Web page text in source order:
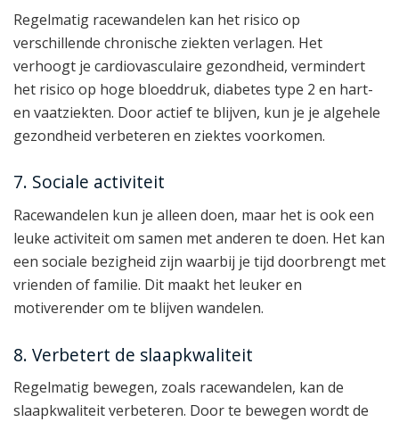
Regelmatig racewandelen kan het risico op
verschillende chronische ziekten verlagen. Het
verhoogt je cardiovasculaire gezondheid, vermindert
het risico op hoge bloeddruk, diabetes type 2 en hart-
en vaatziekten. Door actief te blijven, kun je je algehele
gezondheid verbeteren en ziektes voorkomen.
7. Sociale activiteit
Racewandelen kun je alleen doen, maar het is ook een
leuke activiteit om samen met anderen te doen. Het kan
een sociale bezigheid zijn waarbij je tijd doorbrengt met
vrienden of familie. Dit maakt het leuker en
motiverender om te blijven wandelen.
8. Verbetert de slaapkwaliteit
Regelmatig bewegen, zoals racewandelen, kan de
slaapkwaliteit verbeteren. Door te bewegen wordt de